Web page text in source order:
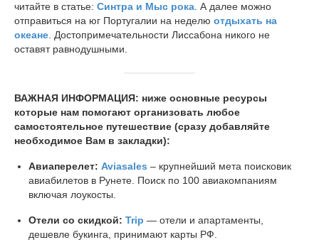
читайте в статье: Синтра и Мыс рока. А далее можно
отправиться на юг Португалии на неделю отдыхать на
океане. Достопримечательности Лиссабона никого не
оставят равнодушными.
ВАЖНАЯ ИНФОРМАЦИЯ: ниже основные ресурсы
которые нам помогают организовать любое
самостоятельное путешествие (сразу добавляйте
необходимое Вам в закладки):
Авиаперелет: Aviasales – крупнейший мета поисковик
авиабилетов в Рунете. Поиск по 100 авиакомпаниям
включая лоукосты.
Отели со скидкой: Trip — отели и апартаменты,
дешевле букинга, принимают карты РФ.